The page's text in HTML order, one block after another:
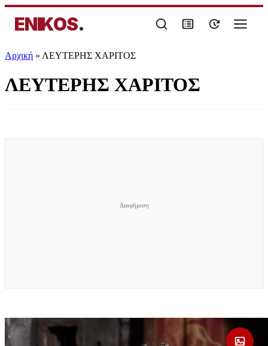
ENIKOS.
Αρχική » ΛΕΥΤΕΡΗΣ ΧΑΡΙΤΟΣ
ΛΕΥΤΕΡΗΣ ΧΑΡΙΤΟΣ